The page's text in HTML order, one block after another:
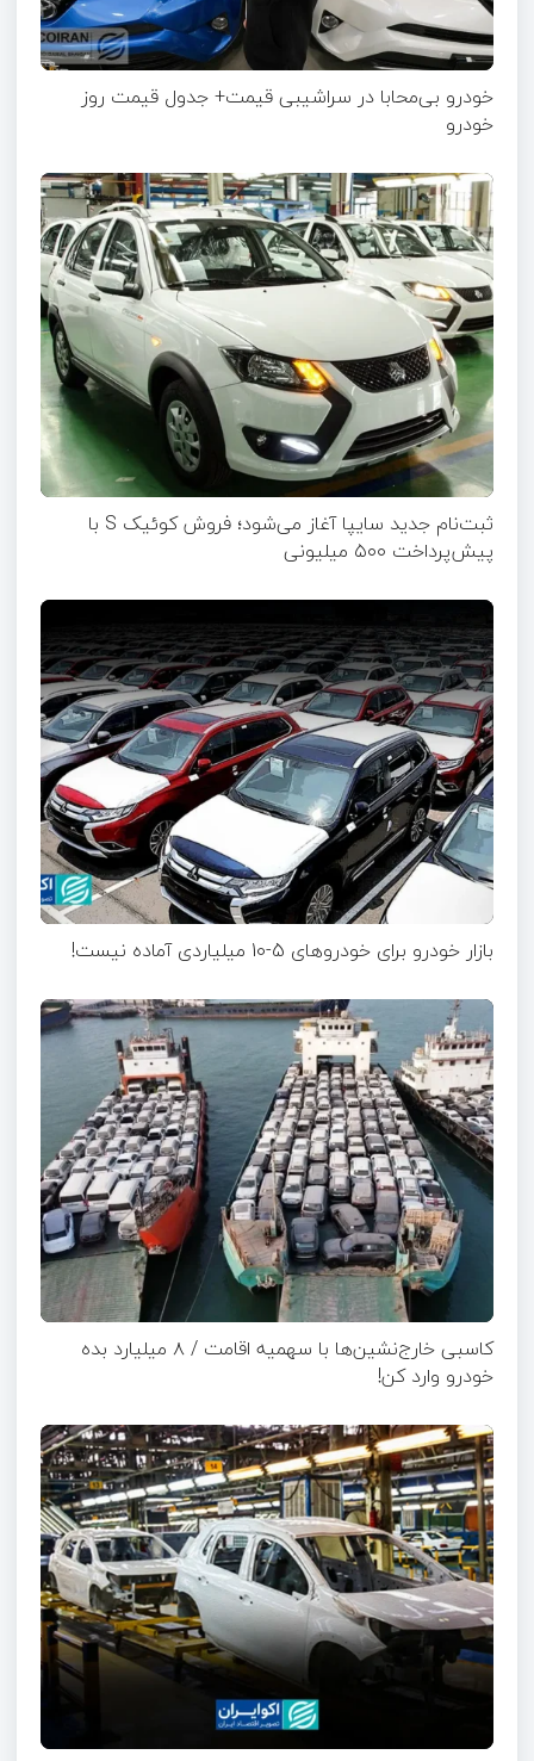
خودرو بی‌محابا در سراشیبی قیمت+ جدول قیمت روز
خودرو
ثبت‌نام جدید سایپا آغاز می‌شود؛ فروش کوئیک S با
پیش‌پرداخت ۵۰۰ میلیونی
بازار خودرو برای خودروهای 5-10 میلیاردی آماده نیست!
کاسبی خارج‌نشین‌ها با سهمیه اقامت / ۸ میلیارد بده
خودرو وارد کن!